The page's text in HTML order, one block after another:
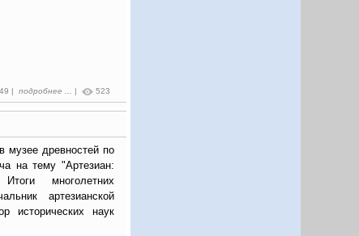
| подробнее ... | 523
музее древностей по
на тему "Артезиан:
многолетних
артезианской
исторических наук